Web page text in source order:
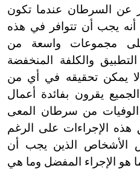
عن السرطان عندما تكون
أنه يجب أن تتوافر في هذه
على مجموعات واسعة من
والكلفة المنخفضة
يمكن تحقيقه في أي من
يقرون بفائدة أعمال
من سرطان المعى
هذه الإجراءات على الرغم
الأشخاص الذين يجب أن
هو الإجراء المفضل وما هي